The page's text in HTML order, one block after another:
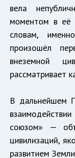
вела
моментом в её
словам,
произошёл
внеземной
рассматривает
В дальнейшем
союзом» —
цивилизаций,
развитием